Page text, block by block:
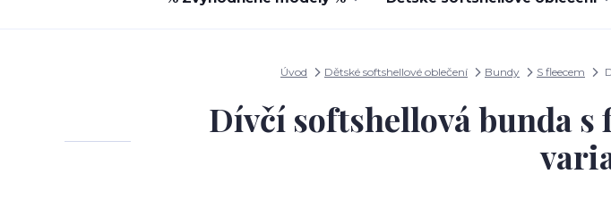
Úvod Dětské softshellové oblečení Bundy S fleecem
Dívčí softshellová bunda s